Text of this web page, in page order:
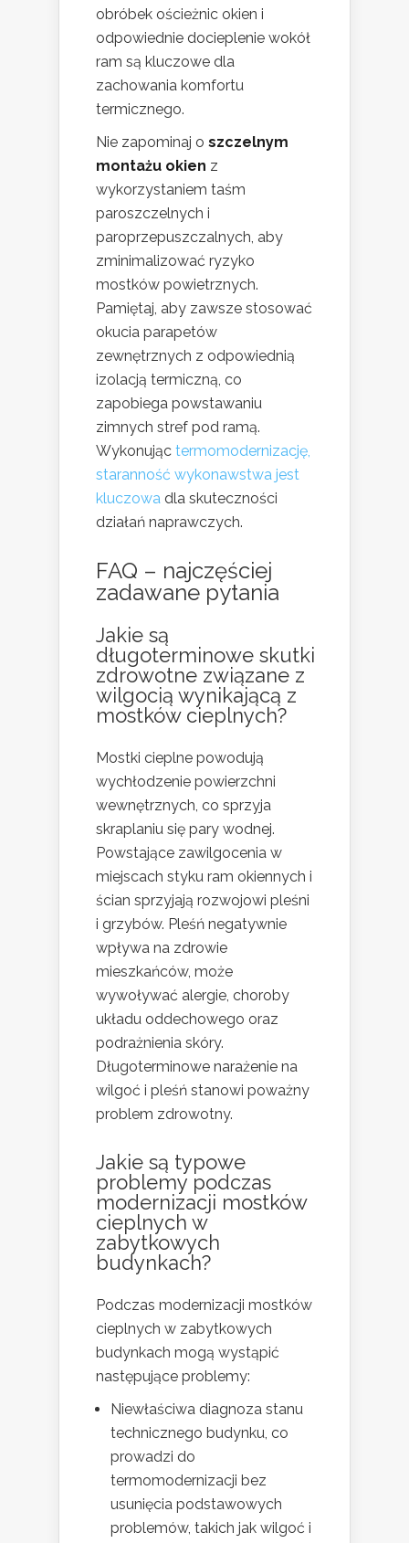
obróbek ościeżnic okien i
odpowiednie docieplenie wokół
ram są kluczowe dla
zachowania komfortu
termicznego.
Nie zapominaj o szczelnym
montażu okien z
wykorzystaniem taśm
paroszczelnych i
paroprzepuszczalnych, aby
zminimalizować ryzyko
mostków powietrznych.
Pamiętaj, aby zawsze stosować
okucia parapetów
zewnętrznych z odpowiednią
izolacją termiczną, co
zapobiega powstawaniu
zimnych stref pod ramą.
Wykonując termomodernizację,
staranność wykonawstwa jest
kluczowa dla skuteczności
działań naprawczych.
FAQ – najczęściej
zadawane pytania
Jakie są
długoterminowe skutki
zdrowotne związane z
wilgocią wynikającą z
mostków cieplnych?
Mostki cieplne powodują
wychłodzenie powierzchni
wewnętrznych, co sprzyja
skraplaniu się pary wodnej.
Powstające zawilgocenia w
miejscach styku ram okiennych i
ścian sprzyjają rozwojowi pleśni
i grzybów. Pleśń negatywnie
wpływa na zdrowie
mieszkańców, może
wywoływać alergie, choroby
układu oddechowego oraz
podrażnienia skóry.
Długoterminowe narażenie na
wilgoć i pleśń stanowi poważny
problem zdrowotny.
Jakie są typowe
problemy podczas
modernizacji mostków
cieplnych w
zabytkowych
budynkach?
Podczas modernizacji mostków
cieplnych w zabytkowych
budynkach mogą wystąpić
następujące problemy:
Niewłaściwa diagnoza stanu
technicznego budynku, co
prowadzi do
termomodernizacji bez
usunięcia podstawowych
problemów, takich jak wilgoć i